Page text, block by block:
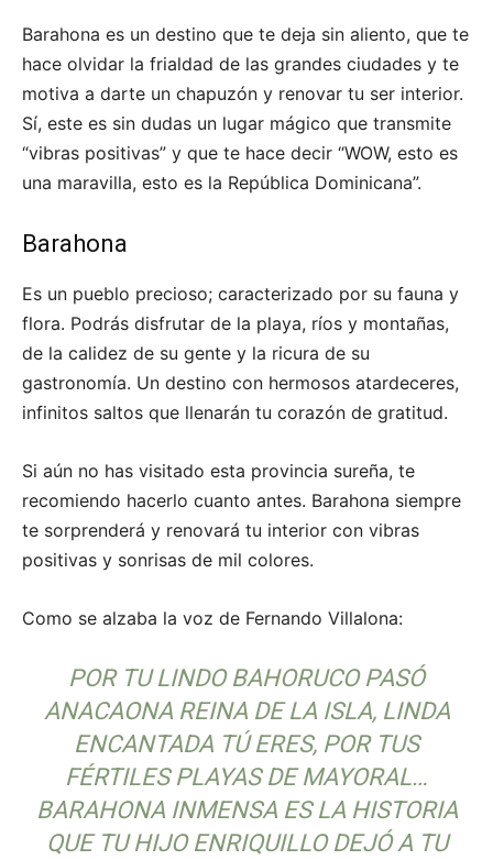
Barahona es un destino que te deja sin aliento, que te
hace olvidar la frialdad de las grandes ciudades y te
motiva a darte un chapuzón y renovar tu ser interior.
Sí, este es sin dudas un lugar mágico que transmite
“vibras positivas” y que te hace decir “WOW, esto es
una maravilla, esto es la República Dominicana”.
Barahona
Es un pueblo precioso; caracterizado por su fauna y
flora. Podrás disfrutar de la playa, ríos y montañas,
de la calidez de su gente y la ricura de su
gastronomía. Un destino con hermosos atardeceres,
infinitos saltos que llenarán tu corazón de gratitud.
Si aún no has visitado esta provincia sureña, te
recomiendo hacerlo cuanto antes. Barahona siempre
te sorprenderá y renovará tu interior con vibras
positivas y sonrisas de mil colores.
Como se alzaba la voz de Fernando Villalona:
POR TU LINDO BAHORUCO PASÓ
ANACAONA REINA DE LA ISLA, LINDA
ENCANTADA TÚ ERES, POR TUS
FÉRTILES PLAYAS DE MAYORAL…
BARAHONA INMENSA ES LA HISTORIA
QUE TU HIJO ENRIQUILLO DEJÓ A TU